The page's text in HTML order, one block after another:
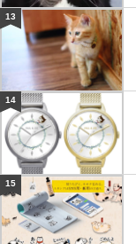
13
14
15